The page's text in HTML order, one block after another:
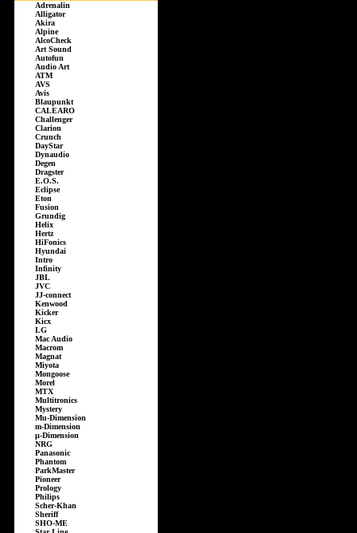
Adrenalin
Alligator
Akira
Alpine
AlcoCheck
Art Sound
Autofun
Audio Art
ATM
AVS
Avis
Blaupunkt
CALEARO
Challenger
Clarion
Crunch
DayStar
Dynaudio
Degen
Dragster
E.O.S.
Eclipse
Eton
Fusion
Grundig
Helix
Hertz
HiFonics
Hyundai
Intro
Infinity
JBL
JVC
JJ-connect
Kenwood
Kicker
Kicx
LG
Mac Audio
Macrom
Magnat
Miyota
Mongoose
Morel
MTX
Multitronics
Mystery
Mu-Dimension
m-Dimension
µ-Dimension
NRG
Panasonic
Phantom
ParkMaster
Pioneer
Prology
Philips
Scher-Khan
Sheriff
SHO-ME